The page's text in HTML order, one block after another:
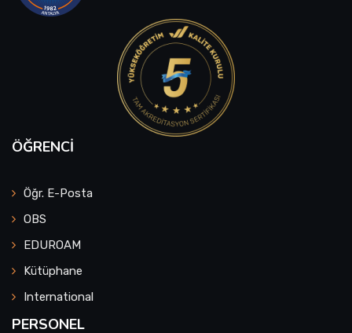
ÖĞRENCI
Öğr. E-Posta
OBS
EDUROAM
Kütüphane
International
PERSONEL